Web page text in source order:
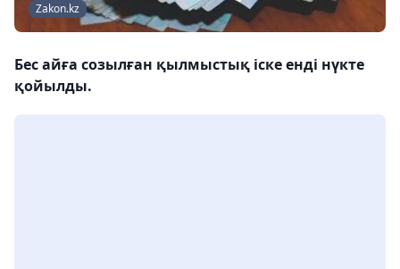
Zakon.kz
Бес айға созылған қылмыстық іске енді нүкте
қойылды.